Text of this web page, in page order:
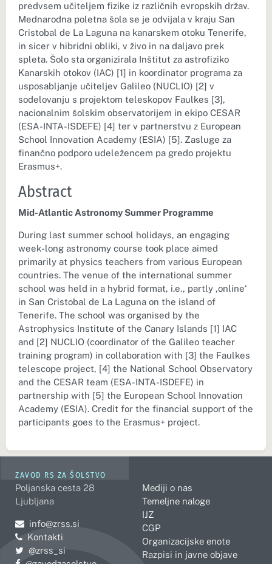
predvsem učiteljem fizike iz različnih evropskih držav.
Mednarodna poletna šola se je odvijala v kraju San
Cristobal de La Laguna na kanarskem otoku Tenerife,
in sicer v hibridni obliki, v živo in na daljavo prek
spleta. Šolo sta organizirala Inštitut za astrofiziko
Kanarskih otokov (IAC) [1] in koordinator programa za
usposabljanje učiteljev Galileo (NUCLIO) [2] v
sodelovanju s projektom teleskopov Faulkes [3],
nacionalnim šolskim observatorijem in ekipo CESAR
(ESA-INTA-ISDEFE) [4] ter v partnerstvu z European
School Innovation Academy (ESIA) [5]. Zasluge za
finančno podporo udeležencem pa gredo projektu
Erasmus+.
Abstract
Mid-Atlantic Astronomy Summer Programme
During last summer school holidays, an engaging
week-long astronomy course took place aimed
primarily at physics teachers from various European
countries. The venue of the international summer
school was held in a hybrid format, i.e., partly ‚online‘
in San Cristobal de La Laguna on the island of
Tenerife. The school was organised by the
Astrophysics Institute of the Canary Islands [1] IAC
and [2] NUCLIO (coordinator of the Galileo teacher
training program) in collaboration with [3] the Faulkes
telescope project, [4] the National School Observatory
and the CESAR team (ESA-INTA-ISDEFE) in
partnership with [5] the European School Innovation
Academy (ESIA). Credit for the financial support of the
participants goes to the Erasmus+ project.
ZAVOD RS ZA ŠOLSTVO
Poljanska cesta 28
Ljubljana
Pošljite e-mail na
info@zrss.si
Kontakti
Pojdite na Twitter:
@zrss_si
Mediji o nas
Temeljne naloge
IJZ
CGP
Organizacijske enote
Razpisi in javne objave